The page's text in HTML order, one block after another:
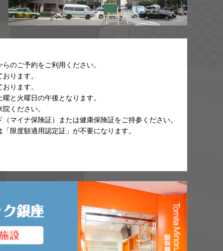
のご予約をご利用ください。
ります。
ります。
と火曜日の午後となります。
ください。
マイナ保険証）または健康保険証をご持参ください。
限度額適用認定証」が不要になります。